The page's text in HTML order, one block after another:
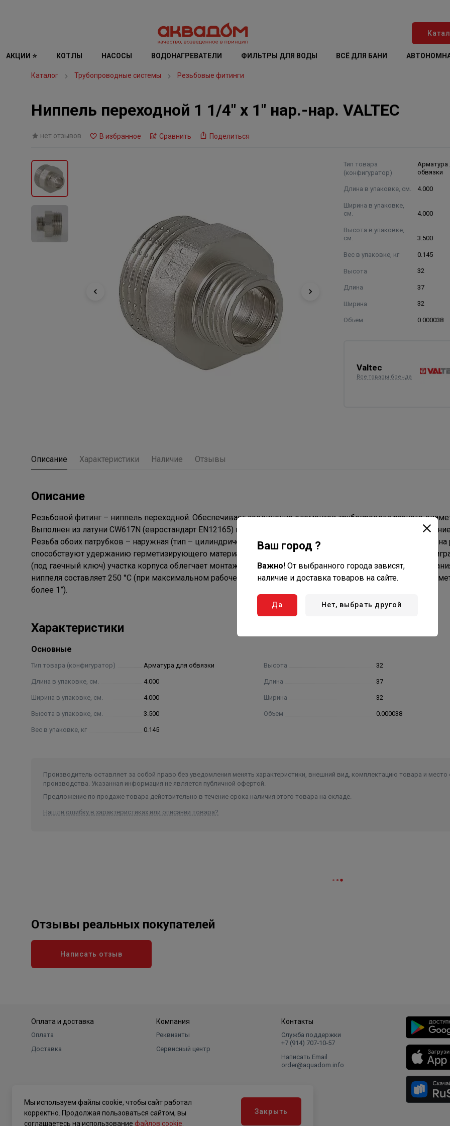
АКЦИИ ⭐ КОТЛЫ НАСОСЫ ВОДОНАГРЕВАТЕЛИ ФИЛЬТРЫ ДЛЯ ВОДЫ ВСЁ ДЛЯ БАНИ
Каталог Трубопроводные системы Резьбовые фитинги
Ниппель переходной 1 1/4" х 1" нар.-нар. VALTEC
нет отзывов В избранное Сравнить Поделиться
Тип товара
(конфигуратор)
Арматура
обвязки
Длина в упаковке, см. 4.000
Ширина в упаковке,
см.
4.000
Высота в упаковке,
см.
3.500
Вес в упаковке, кг 0.145
Высота 32
Длина 37
Ширина 32
Объем 0.000038
Valtec
Все товары бренда
Описание Характеристики Наличие Отзывы
Описание
Резьбовой фитинг – ниппель переходной. Обеспечивает соединение элементов трубопровода разного
Выполнен из латуни CW617N (евростандарт EN12165) горячим штампованием с последующим
Резьба обоих патрубков – наружная (тип – цилиндрическая трубная, ГОСТ 6357, ISO 228, EN10226). Насечки на
способствуют удержанию герметизирующего материала (например, сантехнического льна). Наличие
(под гаечный ключ) участка корпуса облегчает монтаж соединения. Максимальная температура
ниппеля составляет 250 °С (при максимальном рабочем давлении 2,7/1,7 бар – для моделей условным
более 1”).
Характеристики
Основные
Тип товара (конфигуратор) Арматура для обвязки
Длина в упаковке, см. 4.000
Ширина в упаковке, см. 4.000
Высота в упаковке, см. 3.500
Вес в упаковке, кг 0.145
Высота 32
Длина 37
Ширина 32
Объем 0.000038
Производитель оставляет за собой право без уведомления менять характеристики, внешний вид, комплектацию товара и место
производства. Указанная информация не является публичной офертой.
Предложение по продаже товара действительно в течение срока наличия этого товара на складе.
Нашли ошибку в характеристиках или описании товара?
Отзывы реальных покупателей
Написать отзыв
Оплата и доставка
Оплата
Доставка
Компания
Реквизиты
Сервисный центр
Контакты
Служба поддержки
+7 (914) 707‑10‑57
Написать Email
order@aquadom.info
Ваш город ?
Важно! От выбранного города зависят,
наличие и доставка товаров на сайте.
Да Нет, выбрать другой
Мы используем файлы cookie, чтобы сайт работал
корректно. Продолжая пользоваться сайтом, вы
соглашаетесь на использование файлов cookie
Закрыть